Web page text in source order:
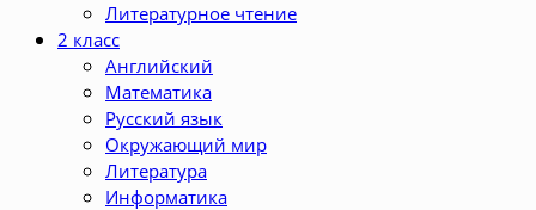
Литературное чтение
2 класс
Английский
Математика
Русский язык
Окружающий мир
Литература
Информатика